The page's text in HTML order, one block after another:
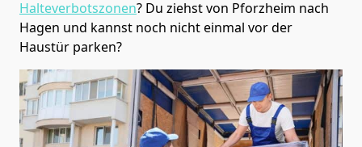
Halteverbotszonen? Du ziehst von Pforzheim nach
Hagen und kannst noch nicht einmal vor der
Haustür parken?